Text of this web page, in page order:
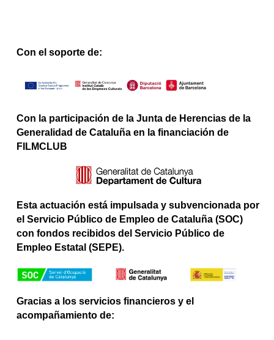
Con el soporte de:
Con la participación de la Junta de Herencias de la
Generalidad de Cataluña en la financiación de
FILMCLUB
Esta actuación está impulsada y subvencionada por
el Servicio Público de Empleo de Cataluña (SOC)
con fondos recibidos del Servicio Público de
Empleo Estatal (SEPE).
Gracias a los servicios financieros y el
acompañamiento de: